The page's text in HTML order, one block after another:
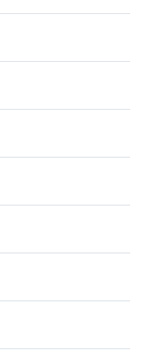
cu acces
amenajate.